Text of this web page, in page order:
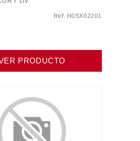
Ref: H0SX02201
PRODUCTO